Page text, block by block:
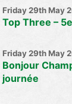
Friday 29th May
Top Three –
Friday 29th May
Bonjour
journée